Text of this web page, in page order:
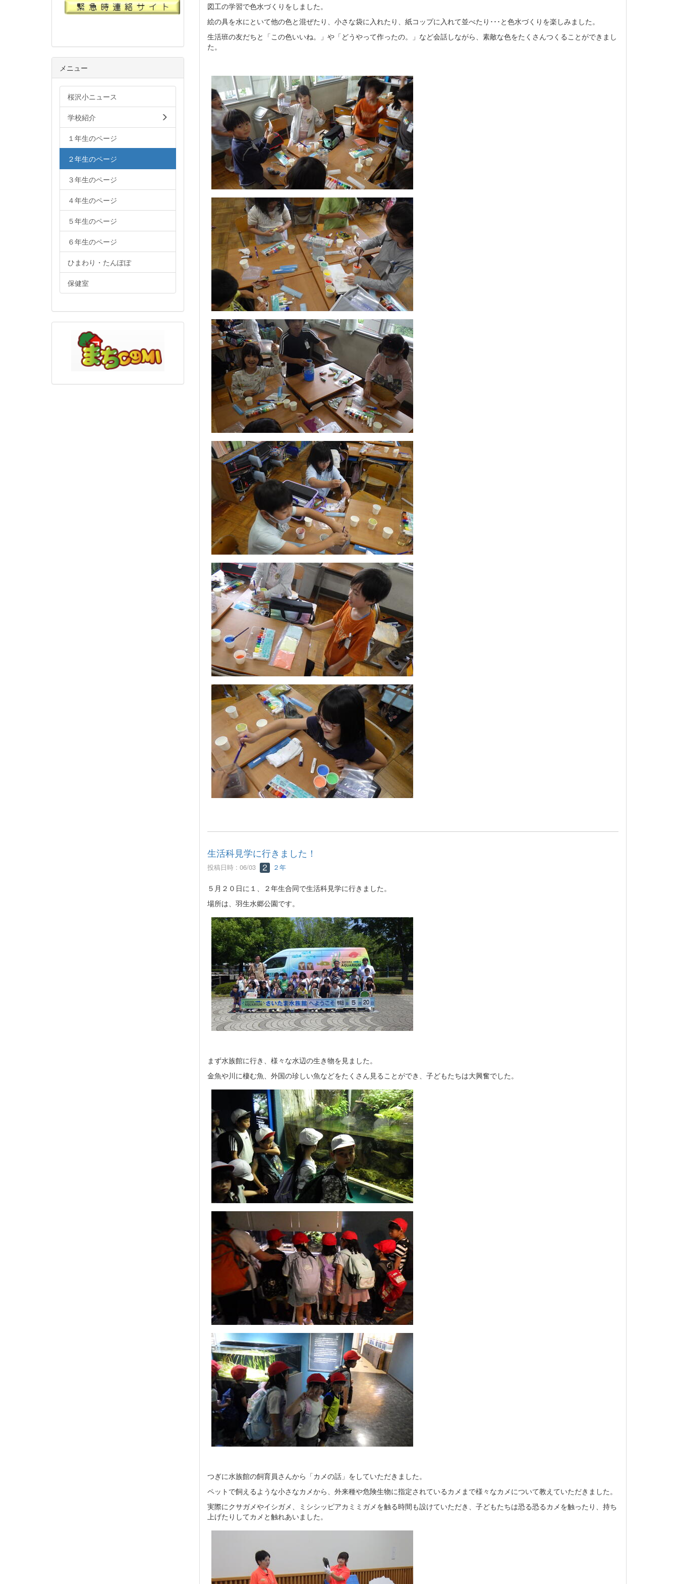
図工の学習で色水づくりをしました。
絵の具を水にといて他の色と混ぜたり、小さな袋に入れたり、紙コップに入れて並べたり･･･と色水づくりを楽しみました。
生活班の友だちと「この色いいね。」や「どうやって作ったの。」など会話しながら、素敵な色をたくさんつくることができまし
た。
生活科見学に行きました！
投稿日時 : 06/03 ２年
５月２０日に１、２年生合同で生活科見学に行きました。
場所は、羽生水郷公園です。
まず水族館に行き、様々な水辺の生き物を見ました。
金魚や川に棲む魚、外国の珍しい魚などをたくさん見ることができ、子どもたちは大興奮でした。
つぎに水族館の飼育員さんから「カメの話」をしていただきました。
ペットで飼えるような小さなカメから、外来種や危険生物に指定されているカメまで様々なカメについて教えていただきました。
実際にクサガメやイシガメ、ミシシッピアカミミガメを触る時間も設けていただき、子どもたちは恐る恐るカメを触ったり、持ち
上げたりしてカメと触れあいました。
メニュー
桜沢小ニュース
学校紹介
１年生のページ
２年生のページ
３年生のページ
４年生のページ
５年生のページ
６年生のページ
ひまわり・たんぽぽ
保健室